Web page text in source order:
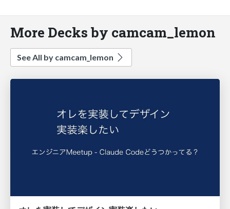
More Decks by camcam_lemon
See All by camcam_lemon